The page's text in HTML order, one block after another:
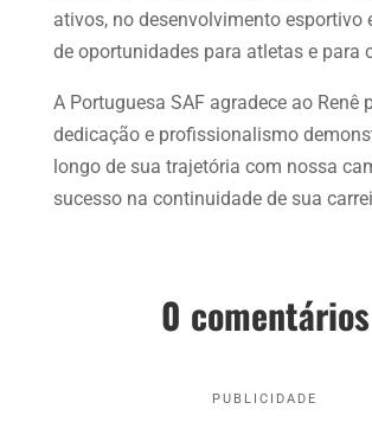
ativos, no desenvolvimento esportivo
de oportunidades para atletas e para
A Portuguesa SAF agradece ao Renê
dedicação e profissionalismo
longo de sua trajetória com nossa
sucesso na continuidade de sua
0 comentários
PUBLICIDADE